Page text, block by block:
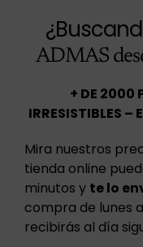
ADMAS
+ DE 2000
IRRESISTIBLES –
Mira nuestros
tienda online
minutos y te lo
compra de lunes
recibirás al día